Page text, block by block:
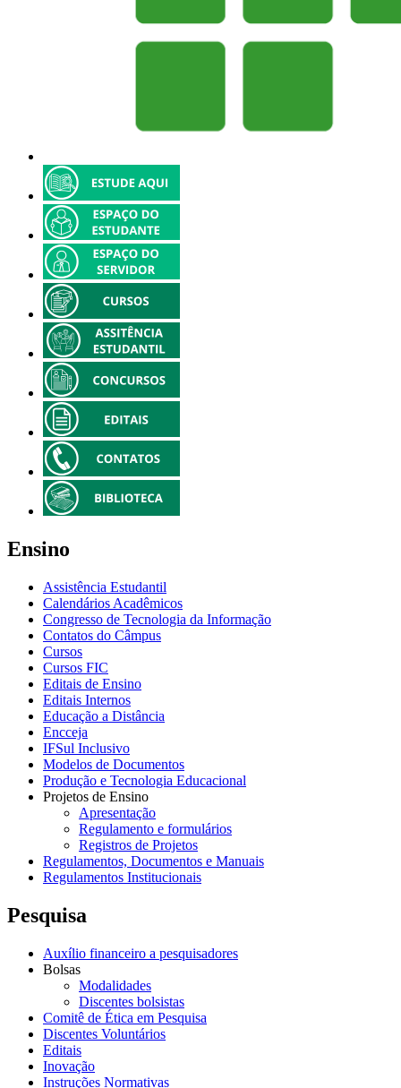
Ensino
Assistência Estudantil
Calendários Acadêmicos
Congresso de Tecnologia da Informação
Contatos do Câmpus
Cursos
Cursos FIC
Editais de Ensino
Editais Internos
Educação a Distância
Encceja
IFSul Inclusivo
Modelos de Documentos
Produção e Tecnologia Educacional
Projetos de Ensino
Apresentação
Regulamento e formulários
Registros de Projetos
Regulamentos, Documentos e Manuais
Regulamentos Institucionais
Pesquisa
Auxílio financeiro a pesquisadores
Bolsas
Modalidades
Discentes bolsistas
Comitê de Ética em Pesquisa
Discentes Voluntários
Editais
Inovação
Instruções Normativas